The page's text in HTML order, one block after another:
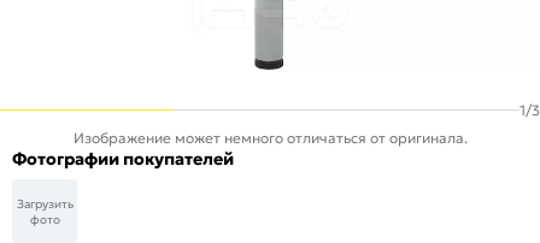
1/3
Изображение может немного отличаться от оригинала.
Фотографии покупателей
Загрузить
фото